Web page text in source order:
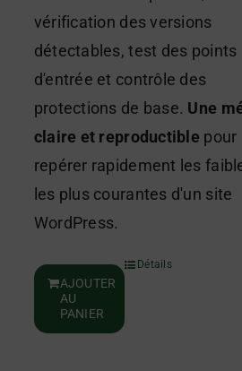
vérification des versions
détectables, test des points
d'entrée et contrôle des
protections de base. Une
claire et reproductible pour
repérer rapidement les
les plus courantes d'un site
WordPress.
AJOUTER
AU
PANIER
Détails